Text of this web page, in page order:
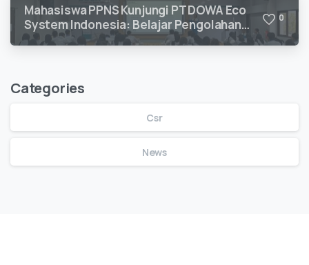
Mahasiswa PPNS Kunjungi PT DOWA Eco
System Indonesia: Belajar Pengolahan
Limbah B3 Langsung dari Ahlinya
0
Categories
Csr
News